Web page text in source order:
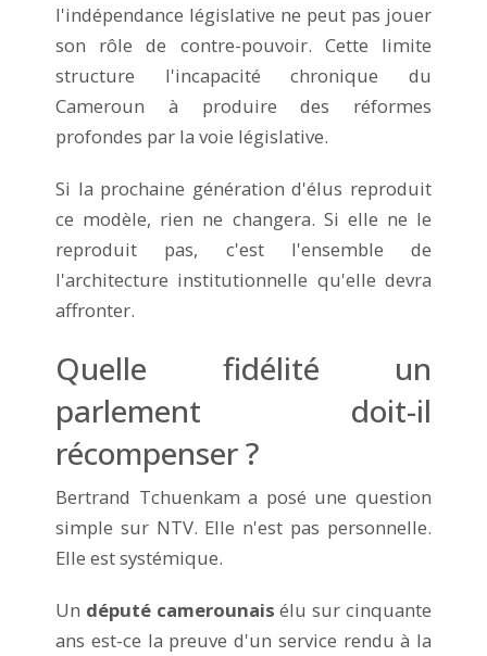
l'indépendance législative ne peut pas jouer
son rôle de contre-pouvoir. Cette limite
structure l'incapacité chronique du
Cameroun à produire des réformes
profondes par la voie législative.
Si la prochaine génération d'élus reproduit
ce modèle, rien ne changera. Si elle ne le
reproduit pas, c'est l'ensemble de
l'architecture institutionnelle qu'elle devra
affronter.
Quelle fidélité un
parlement doit-il
récompenser ?
Bertrand Tchuenkam a posé une question
simple sur NTV. Elle n'est pas personnelle.
Elle est systémique.
Un député camerounais élu sur cinquante
ans est-ce la preuve d'un service rendu à la